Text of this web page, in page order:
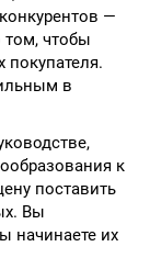
—
том, чтобы
в
к
поставить
Вы
начинаете их